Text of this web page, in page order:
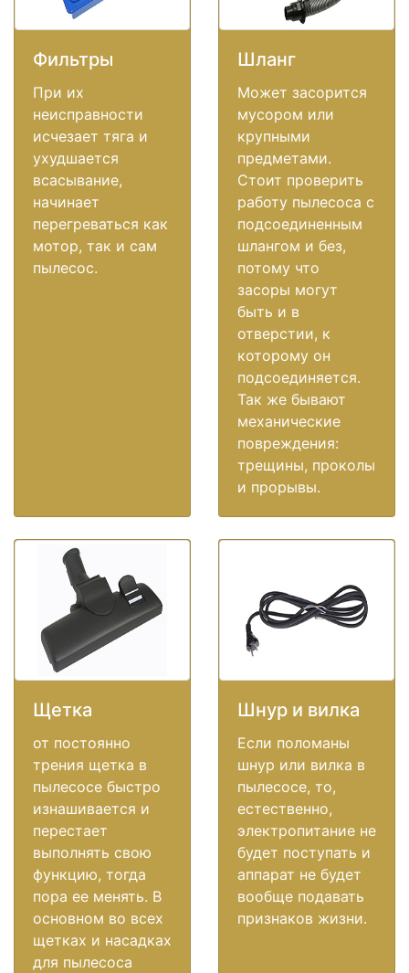
Фильтры
При их
неисправности
исчезает тяга и
ухудшается
всасывание,
начинает
перегреваться как
мотор, так и сам
пылесос.
Шланг
Может засорится
мусором или
крупными
предметами.
Стоит проверить
работу пылесоса с
подсоединенным
шлангом и без,
потому что
засоры могут
быть и в
отверстии, к
которому он
подсоединяется.
Так же бывают
механические
повреждения:
трещины, проколы
и прорывы.
Щетка
от постоянно
трения щетка в
пылесосе быстро
изнашивается и
перестает
выполнять свою
функцию, тогда
пора ее менять. В
основном во всех
щетках и насадках
для пылесоса
Шнур и вилка
Если поломаны
шнур или вилка в
пылесосе, то,
естественно,
электропитание не
будет поступать и
аппарат не будет
вообще подавать
признаков жизни.